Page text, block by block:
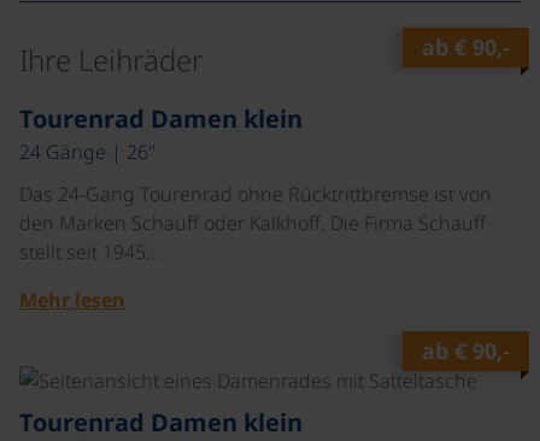
Ihre Leihräder ab € 90,-
Tourenrad Damen klein
24 Gänge | 26"
Das 24-Gang Tourenrad ohne Rücktrittbremse ist von
den Marken Schauff oder Kalkhoff. Die Firma Schauff
stellt seit 1945…
Mehr lesen
ab € 90,-
Tourenrad Damen klein